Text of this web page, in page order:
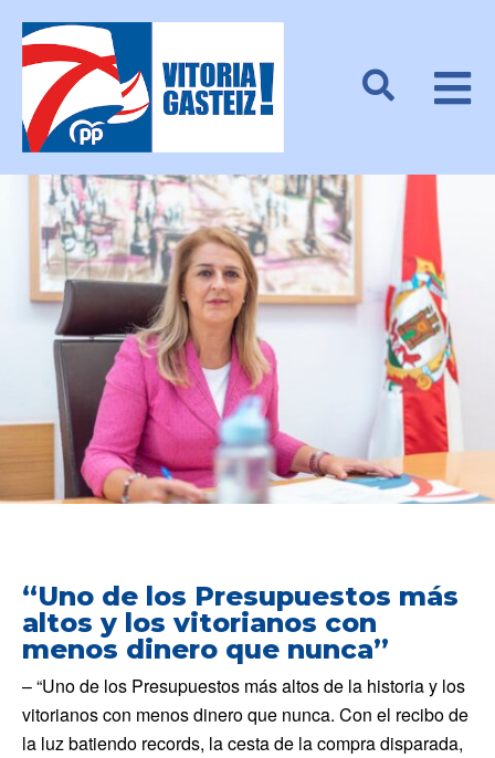
“Uno de los Presupuestos más
altos y los vitorianos con
menos dinero que nunca”
– “Uno de los Presupuestos más altos de la historia y los
vitorianos con menos dinero que nunca. Con el recibo de
la luz batiendo records, la cesta de la compra disparada,